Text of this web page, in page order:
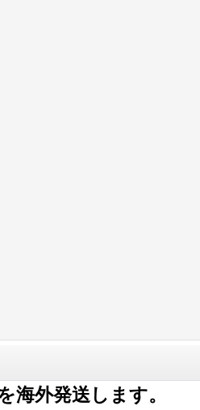
外発送します。